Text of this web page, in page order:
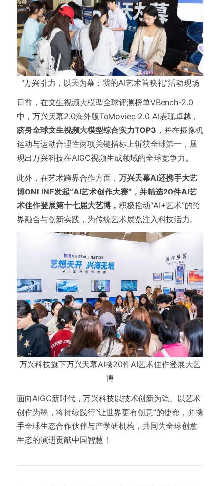
“万兴引力，以天为幕：我的AI艺术首映礼”活动现场
日前，在文生视频大模型全球评测榜单VBench-2.0
中，万兴天幕2.0海外版ToMoviee 2.0 AI表现卓越，
跻身全球文生视频大模型综合实力TOP3 ，并在摄像机
运动与运动合理性两项关键指标上斩获全球第一，展
现出万兴科技在AIGC视频生成领域的全球竞争力。
此外，在艺术跨界合作方面， 万兴天幕AI还携手大艺
博ONLINE发起“AI艺术创作大赛”，并精选20件AI艺
术佳作登展第十七届大艺博， 积极推动“AI+艺术”的跨
界融合与创新实践，为传统艺术展览注入科技活力。
万兴科技旗下万兴天幕AI携20件AI艺术佳作登展大艺
博
面向AIGC新时代，万兴科技以技术创新为笔、以艺术
创作为墨，将持续践行“让世界更有创意”的使命，并携
手全球生态合作伙伴与产学研机构，共同为全球创意
生态的演进贡献中国智慧！